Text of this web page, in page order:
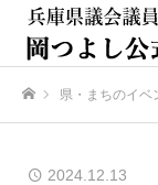
県・まちのイベ
2024.12.13